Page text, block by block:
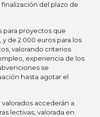
del plazo de
para proyectos que
de 2.000 euros para los
valorando criterios
experiencia de los
se
hasta agotar el
accederán a
lectivas, valorada en